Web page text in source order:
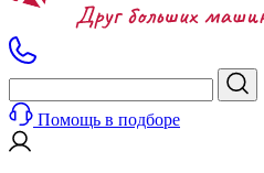
Помощь в подборе